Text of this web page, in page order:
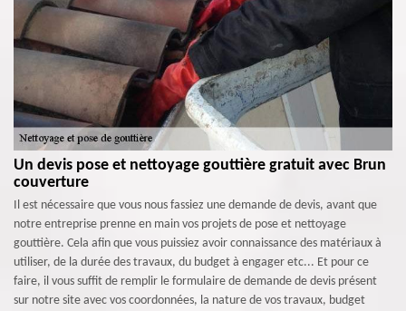
Un devis pose et nettoyage gouttière gratuit avec Brun
couverture
Il est nécessaire que vous nous fassiez une demande de devis, avant que
notre entreprise prenne en main vos projets de pose et nettoyage
gouttière. Cela afin que vous puissiez avoir connaissance des matériaux à
utiliser, de la durée des travaux, du budget à engager etc... Et pour ce
faire, il vous suffit de remplir le formulaire de demande de devis présent
sur notre site avec vos coordonnées, la nature de vos travaux, budget